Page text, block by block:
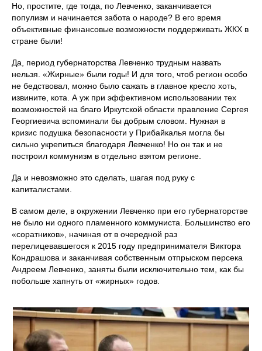
Но, простите, где тогда, по Левченко, заканчивается
популизм и начинается забота о народе? В его время
объективные финансовые возможности поддерживать ЖКХ в
стране были!
Да, период губернаторства Левченко трудным назвать
нельзя. «Жирные» были годы! И для того, чтоб регион особо
не бедствовал, можно было сажать в главное кресло хоть,
извините, кота. А уж при эффективном использовании тех
возможностей на благо Иркутской области правление Сергея
Георгиевича вспоминали бы добрым словом. Нужная в
кризис подушка безопасности у Прибайкалья могла бы
сильно укрепиться благодаря Левченко! Но он так и не
построил коммунизм в отдельно взятом регионе.
Да и невозможно это сделать, шагая под руку с
капиталистами.
В самом деле, в окружении Левченко при его губернаторстве
не было ни одного пламенного коммуниста. Большинство его
«соратников», начиная от в очередной раз
перелицевавшегося к 2015 году предпринимателя Виктора
Кондрашова и заканчивая собственным отпрыском персека
Андреем Левченко, заняты были исключительно тем, как бы
побольше хапнуть от «жирных» годов.